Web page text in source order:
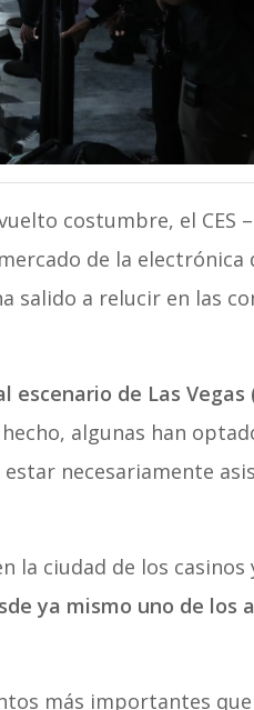
costumbre, el CES
de la electrónica
a relucir en las
escenario de Las Vegas
hecho, algunas han
necesariamente
la ciudad de los casinos
ya mismo uno de los
más importantes que